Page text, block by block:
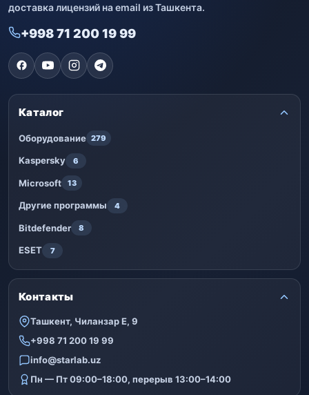
доставка лицензий на email из Ташкента.
+998 71 200 19 99
Каталог
Оборудование 279
Kaspersky 6
Microsoft 13
Другие программы 4
Bitdefender 8
ESET 7
Контакты
Ташкент, Чиланзар Е, 9
+998 71 200 19 99
info@starlab.uz
Пн — Пт 09:00–18:00, перерыв 13:00–14:00